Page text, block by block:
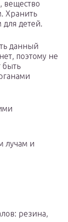
вещество
Хранить
для детей.
данный
поэтому не
быть
лучам и
резина,